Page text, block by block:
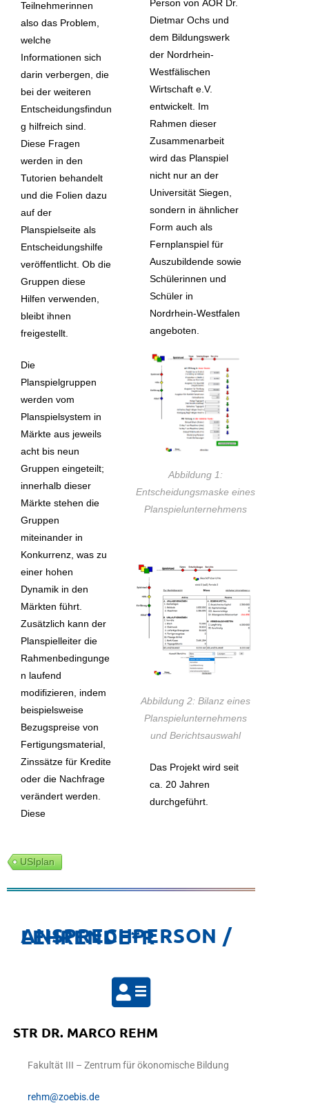
Teilnehmerinnen
also das Problem,
welche
Informationen sich
darin verbergen, die
bei der weiteren
Entscheidungsfindun
g hilfreich sind.
Diese Fragen
werden in den
Tutorien behandelt
und die Folien dazu
auf der
Planspielseite als
Entscheidungshilfe
veröffentlicht. Ob die
Gruppen diese
Hilfen verwenden,
bleibt ihnen
freigestellt.
Die
Planspielgruppen
werden vom
Planspielsystem in
Märkte aus jeweils
acht bis neun
Gruppen eingeteilt;
innerhalb dieser
Märkte stehen die
Gruppen
miteinander in
Konkurrenz, was zu
einer hohen
Dynamik in den
Märkten führt.
Zusätzlich kann der
Planspielleiter die
Rahmenbedingunge
n laufend
modifizieren, indem
beispielsweise
Bezugspreise von
Fertigungsmaterial,
Zinssätze für Kredite
oder die Nachfrage
verändert werden.
Diese
Person von AOR Dr.
Dietmar Ochs und
dem Bildungswerk
der Nordrhein-
Westfälischen
Wirtschaft e.V.
entwickelt. Im
Rahmen dieser
Zusammenarbeit
wird das Planspiel
nicht nur an der
Universität Siegen,
sondern in ähnlicher
Form auch als
Fernplanspiel für
Auszubildende sowie
Schülerinnen und
Schüler in
Nordrhein-Westfalen
angeboten.
Abbildung 1:
Entscheidungsmaske eines
Planspielunternehmens
Abbildung 2: Bilanz eines
Planspielunternehmens
und Berichtsauswahl
Das Projekt wird seit
ca. 20 Jahren
durchgeführt.
USIplan
ANSPRECHPERSON / LEHRENDE*R
STR DR. MARCO REHM​
Fakultät III – Zentrum für ökonomische Bildung
rehm@zoebis.de